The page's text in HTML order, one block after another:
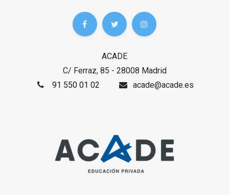
ACADE
C/ Ferraz, 85 - 28008 Madrid
91 550 01 02
acade@acade.es